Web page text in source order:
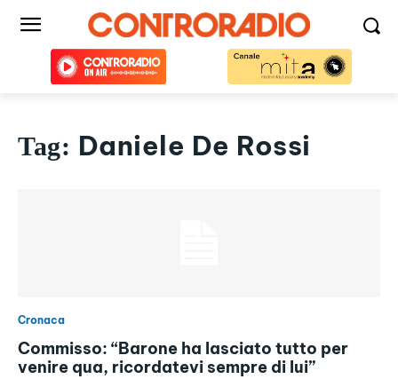
Tag: Daniele De Rossi
Cronaca
Commisso: “Barone ha lasciato tutto per
venire qua, ricordatevi sempre di lui”